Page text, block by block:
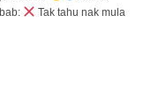
Tak tahu nak mula